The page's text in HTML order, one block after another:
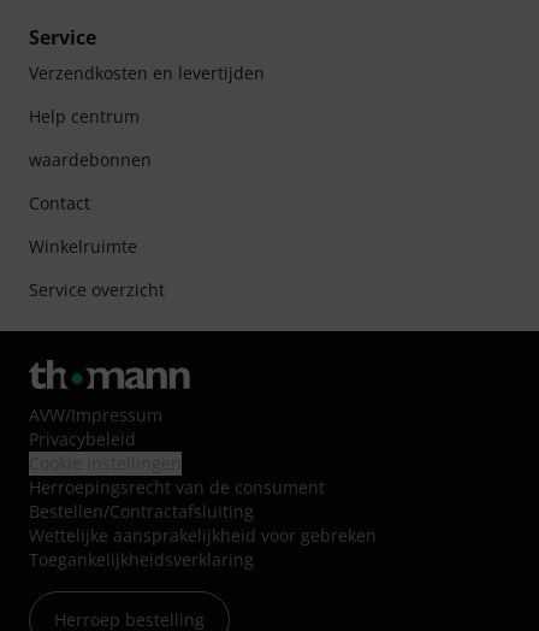
Service
Verzendkosten en levertijden
Help centrum
waardebonnen
Contact
Winkelruimte
Service overzicht
AVW/Impressum
Privacybeleid
Herroepingsrecht van de consument
Bestellen/Contractafsluiting
Wettelijke aansprakelijkheid voor gebreken
Toegankelijkheidsverklaring
Herroep bestelling